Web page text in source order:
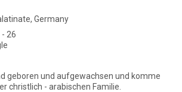
Germany
- 26
geboren und aufgewachsen und komme
christlich - arabischen Familie.